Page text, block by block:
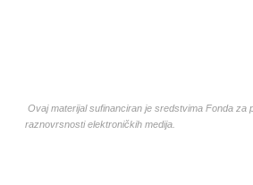
Ovaj materijal sufinanciran je sredstvima Fonda za
raznovrsnosti elektroničkih medija.